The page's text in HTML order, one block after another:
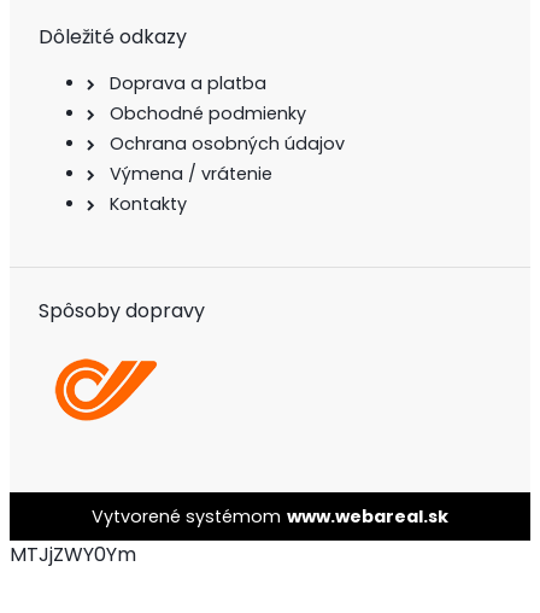
Dôležité odkazy
Doprava a platba
Obchodné podmienky
Ochrana osobných údajov
Výmena / vrátenie
Kontakty
Spôsoby dopravy
Vytvorené systémom www.webareal.sk
MTJjZWY0Ym